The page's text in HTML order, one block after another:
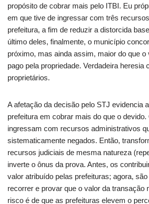
propósito de cobrar mais pelo ITBI. Eu
em que tive de ingressar com três
prefeitura, a fim de reduzir a distorcida
último deles, finalmente, o município
próximo, mas ainda assim, maior do que o
pago pela propriedade. Verdadeira heresia
proprietários.
A afetação da decisão pelo STJ evidencia
prefeitura em cobrar mais do que o
ingressam com recursos administrativos
sistematicamente negados. Então,
recursos judiciais de mesma natureza
inverte o ônus da prova. Antes, os
valor atribuído pelas prefeituras; agora,
recorrer e provar que o valor da transação
risco é de que as prefeituras elevem o